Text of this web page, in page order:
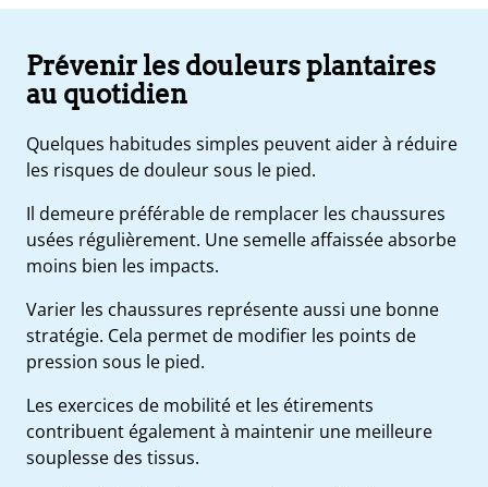
Prévenir les douleurs plantaires
au quotidien
Quelques habitudes simples peuvent aider à réduire
les risques de douleur sous le pied.
Il demeure préférable de remplacer les chaussures
usées régulièrement. Une semelle affaissée absorbe
moins bien les impacts.
Varier les chaussures représente aussi une bonne
stratégie. Cela permet de modifier les points de
pression sous le pied.
Les exercices de mobilité et les étirements
contribuent également à maintenir une meilleure
souplesse des tissus.